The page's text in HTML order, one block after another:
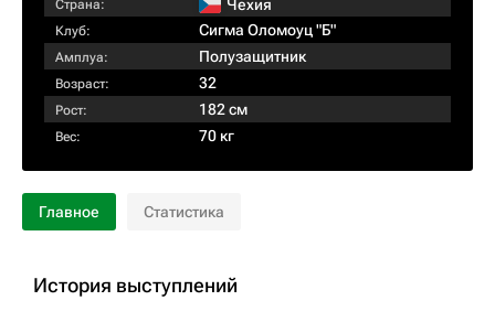
Страна: Чехия
Клуб: Сигма Оломоуц "Б"
Амплуа: Полузащитник
Возраст: 32
Рост: 182 см
Вес: 70 кг
Главное Статистика
История выступлений